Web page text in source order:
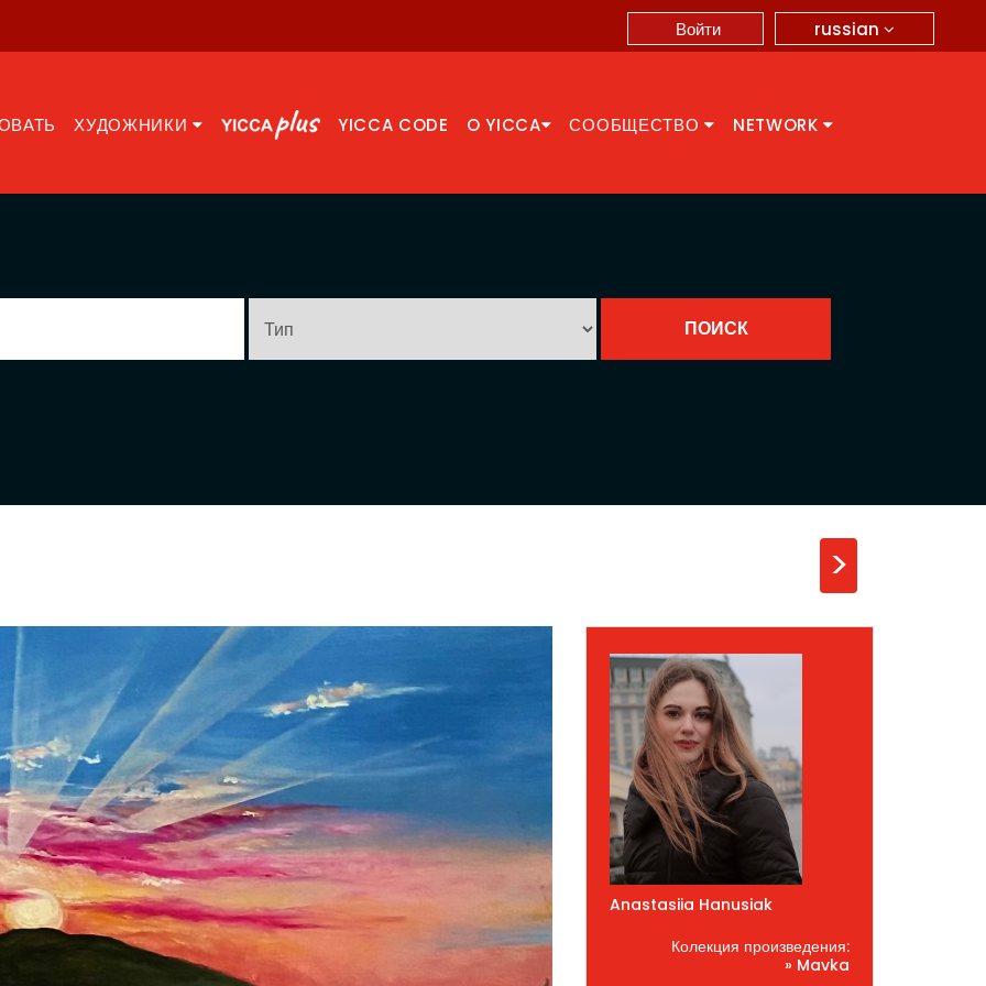
russian
Войти
ХУДОЖНИКИ YICCA CODE O YICCA СООБЩЕСТВО NETWORK
>
Anastasiia Hanusiak
Колекция произведения:
» Mavka